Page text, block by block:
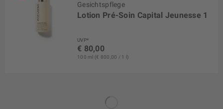
Gesichtspflege
Lotion Pré-Soin Capital Jeunesse 1
UVP*
€ 80,00
100 ml (€ 800,00 / 1 l)